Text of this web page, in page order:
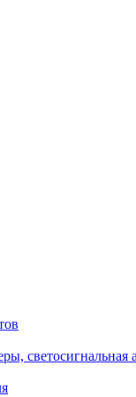
светосигнальная